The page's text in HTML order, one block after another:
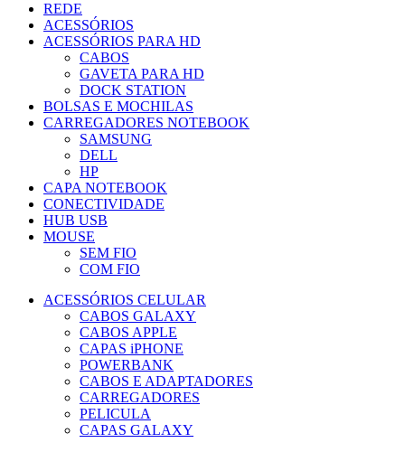
REDE
ACESSÓRIOS
ACESSÓRIOS PARA HD
CABOS
GAVETA PARA HD
DOCK STATION
BOLSAS E MOCHILAS
CARREGADORES NOTEBOOK
SAMSUNG
DELL
HP
CAPA NOTEBOOK
CONECTIVIDADE
HUB USB
MOUSE
SEM FIO
COM FIO
ACESSÓRIOS CELULAR
CABOS GALAXY
CABOS APPLE
CAPAS iPHONE
POWERBANK
CABOS E ADAPTADORES
CARREGADORES
PELICULA
CAPAS GALAXY